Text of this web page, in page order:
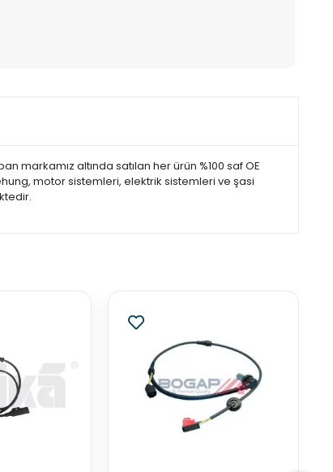
markamız altında satılan her ürün %100 saf OE
motor sistemleri, elektrik sistemleri ve şasi